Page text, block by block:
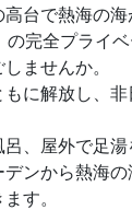
台で熱海の
の完全プライ
ませんか。
に解放し、
、屋外で足湯
ンから熱海
す。